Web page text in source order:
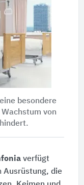
besondere
von
verfügt
Ausrüstung, die